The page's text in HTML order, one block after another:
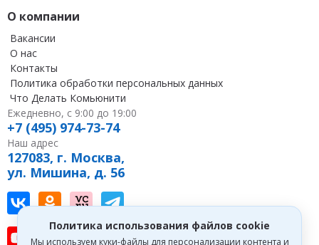
Политика использования файлов cookie
Мы используем куки-файлы для персонализации контента и
О компании
Вакансии
О нас
Контакты
Политика обработки персональных данных
Что Делать Комьюнити
Ежедневно, с 9:00 до 19:00
+7 (495) 974-73-74
Наш адрес
127083, г. Москва,
ул. Мишина, д. 56
Наш канал в Вконтакте
Наш канал на youtube
Наша группа в однокласниках
Наш канал в tenchat
Наш канал на vc
Наш профиль на дзен
Наш канал в Telegram